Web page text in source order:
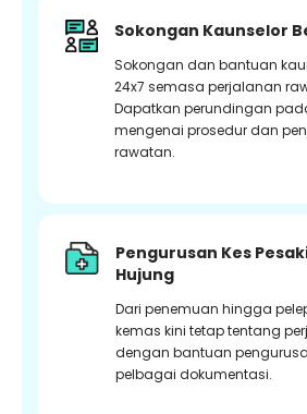
Sokongan Kaunselor
Sokongan dan bantuan
24x7 semasa perjalanan
Dapatkan perundingan
mengenai prosedur dan
rawatan.
Pengurusan Kes
Hujung
Dari penemuan hingga
kemas kini tetap tentang
dengan bantuan
pelbagai dokumentasi.